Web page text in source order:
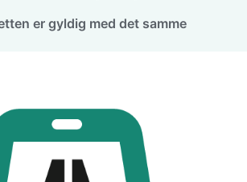
er gyldig med det samme